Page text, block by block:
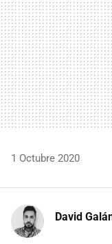
1 Octubre 2020
David